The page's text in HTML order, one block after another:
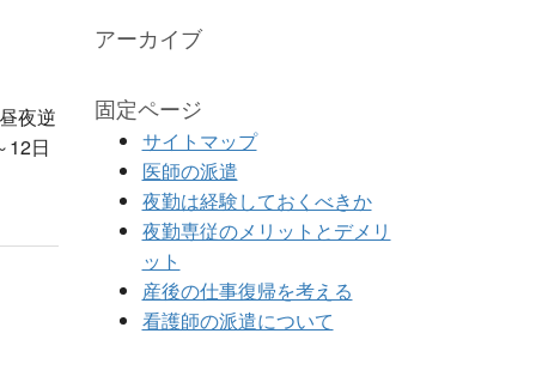
夜逆
12日
アーカイブ
固定ページ
サイトマップ
医師の派遣
夜勤は経験しておくべきか
夜勤専従のメリットとデメリ
ット
産後の仕事復帰を考える
看護師の派遣について